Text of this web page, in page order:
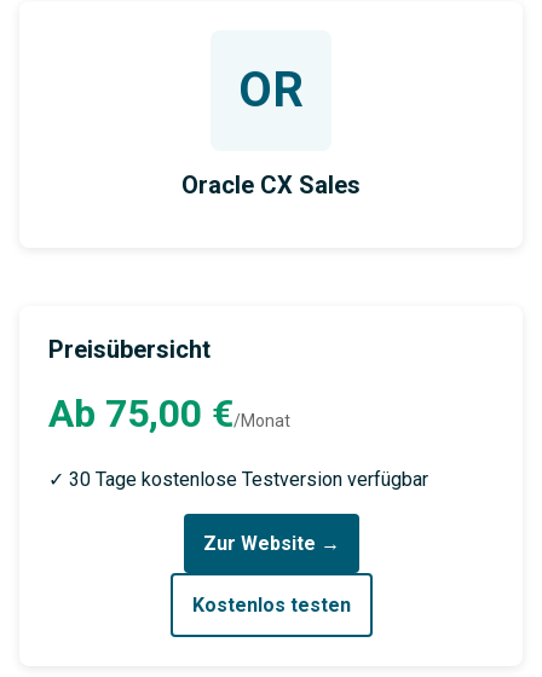
OR
Oracle CX Sales
Preisübersicht
Ab 75,00 €/Monat
✓ 30 Tage kostenlose Testversion verfügbar
Zur Website →
Kostenlos testen